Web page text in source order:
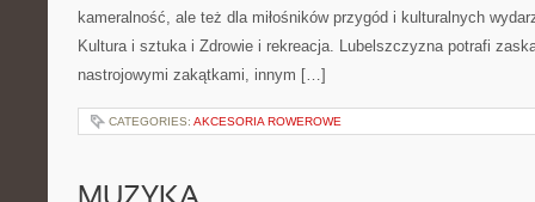
kameralność, ale też dla miłośników przygód i kulturalnych
Kultura i sztuka i Zdrowie i rekreacja. Lubelszczyzna potrafi
nastrojowymi zakątkami, innym […]
CATEGORIES: AKCESORIA ROWEROWE